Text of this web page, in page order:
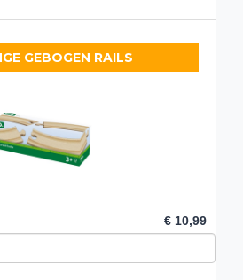
GEBOGEN RAILS
€ 10,99